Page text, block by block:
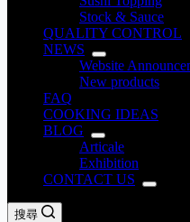
Stock & Sauce
QUALITY CONTROL
NEWS
Website
New products
FAQ
COOKING IDEAS
BLOG
Articale
Exhibition
CONTACT US
搜尋